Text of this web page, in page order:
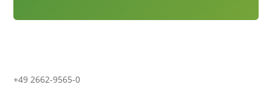
+49 2662-9565-0